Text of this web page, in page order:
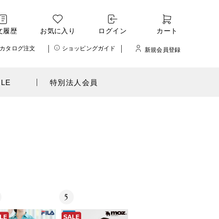
履歴 お気に入り ログイン カート
カタログ注文 ショッピングガイド 新規会員登録
特別法人会員
5